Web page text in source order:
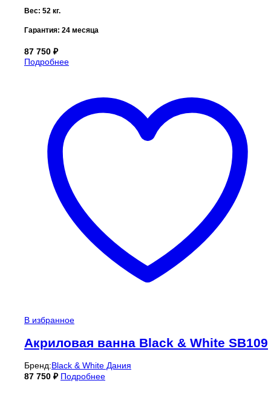
Вес: 52 кг.
Гарантия: 24 месяца
87 750 ₽
Подробнее
В избранное
Акриловая ванна Black & White SB109
Бренд:Black & White Дания
87 750 ₽ Подробнее